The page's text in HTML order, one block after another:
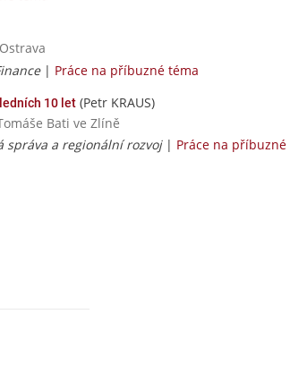
| Práce na příbuzné téma
10 let (Petr KRAUS)
Bati ve Zlíně
správa a regionální rozvoj| Práce na